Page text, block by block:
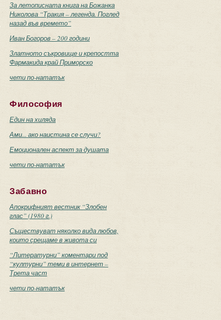
За летописната книга на Божанка
Николова “Тракия – легенда. Поглед
назад във времето”
Иван Богоров – 200 години
Златното съкровище и крепостта
Фармакида край Приморско
чети по-нататък
Философия
Един на хиляда
Ами... ако наистина се случи?
Емоционален аспект за душата
чети по-нататък
Забавно
Апокрифният вестник “Злобен
глас” (1980 г.)
Съществуват няколко вида любов,
които срещаме в живота си
“Литературни” коментари под
“културни” теми в интернет –
Трета част
чети по-нататък